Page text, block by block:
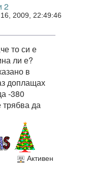
2
2009, 22:49:46
то си е
ли е?
в
доплащах
-380
да
Активен